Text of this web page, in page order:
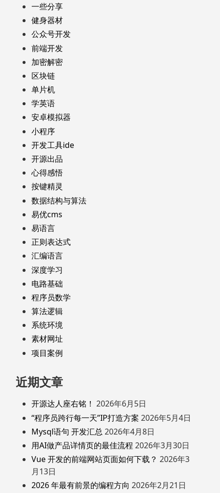
一些分享
健身器材
公众号开发
前端开发
加密解密
区块链
单片机
学英语
安卓模拟器
小程序
开发工具ide
开源出品
心得感悟
按键精灵
数据结构与算法
易优cms
易语言
正则表达式
汇编语言
深度学习
电路基础
程序员数学
算法逻辑
系统环境
素材网址
项目案例
近期文章
开源达人座右铭！ 2026年6月5日
“程序员跨行每一天”IP打造方案 2026年5月4日
Mysql语句 开发汇总 2026年4月8日
用AI做产品详情页的最佳流程 2026年3月30日
Vue 开发的前端网站页面如何下载？ 2026年3
月13日
2026 年最有前景的编程方向 2026年2月21日